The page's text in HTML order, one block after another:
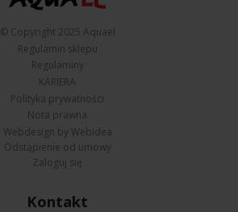
© Copyright 2025 Aquael
Regulamin sklepu
Regulaminy
KARIERA
Polityka prywatności
Nota prawna
Webdesign by Webidea
Odstąpienie od umowy
Zaloguj się
Kontakt